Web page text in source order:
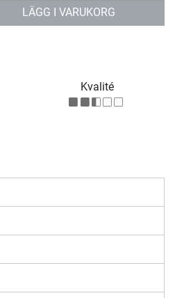
LÄGG I VARUKORG
Kvalité